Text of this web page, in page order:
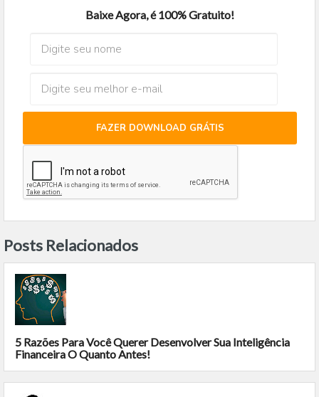
Baixe Agora, é 100% Gratuito!
FAZER DOWNLOAD GRÁTIS
Posts Relacionados
5 Razões Para Você Querer Desenvolver Sua Inteligência
Financeira O Quanto Antes!